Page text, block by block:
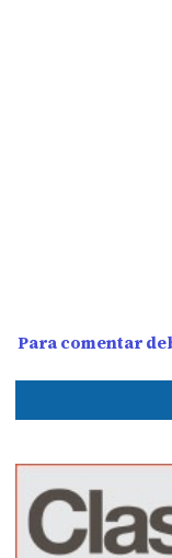
Para comentar